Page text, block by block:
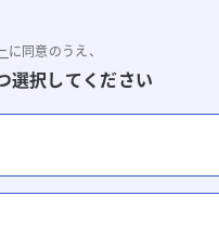
に同意のうえ、
選択してください